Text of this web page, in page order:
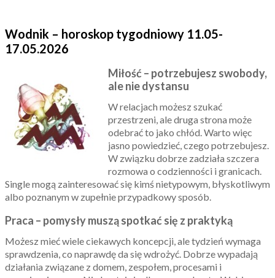
Wodnik – horoskop tygodniowy 11.05-
17.05.2026
Miłość – potrzebujesz swobody,
ale nie dystansu
W relacjach możesz szukać
przestrzeni, ale druga strona może
odebrać to jako chłód. Warto więc
jasno powiedzieć, czego potrzebujesz.
W związku dobrze zadziała szczera
rozmowa o codzienności i granicach.
Single mogą zainteresować się kimś nietypowym, błyskotliwym
albo poznanym w zupełnie przypadkowy sposób.
Praca – pomysły muszą spotkać się z praktyką
Możesz mieć wiele ciekawych koncepcji, ale tydzień wymaga
sprawdzenia, co naprawdę da się wdrożyć. Dobrze wypadają
działania związane z domem, zespołem, procesami i